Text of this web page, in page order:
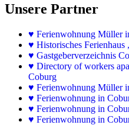
Unsere Partner
♥ Ferienwohnung Müller
♥ Historisches Ferienhaus
♥ Gastgeberverzeichnis
♥ Directory of workers
Coburg
♥ Ferienwohnung Müller
♥ Ferienwohnung in
♥ Ferienwohnung in
♥ Ferienwohnung in